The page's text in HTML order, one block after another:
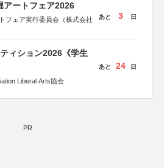
アートフェア2026
フェア実行委員会（株式会社
あと 3 日
ィション2026《学生
Liberal Arts協会
あと 24 日
PR